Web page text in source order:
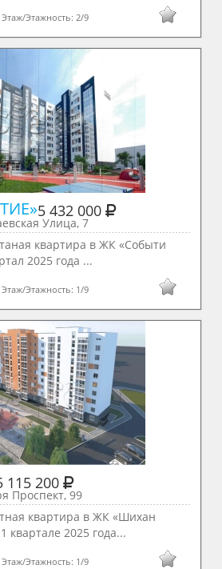
Этаж/Этажность: 2/9
5 432 000
Улица, 7
квартира в ЖК «Событи
2025 года ...
Этаж/Этажность: 1/9
115 200
Проспект, 99
квартира в ЖК «Шихан
квартале 2025 года...
Этаж/Этажность: 1/9